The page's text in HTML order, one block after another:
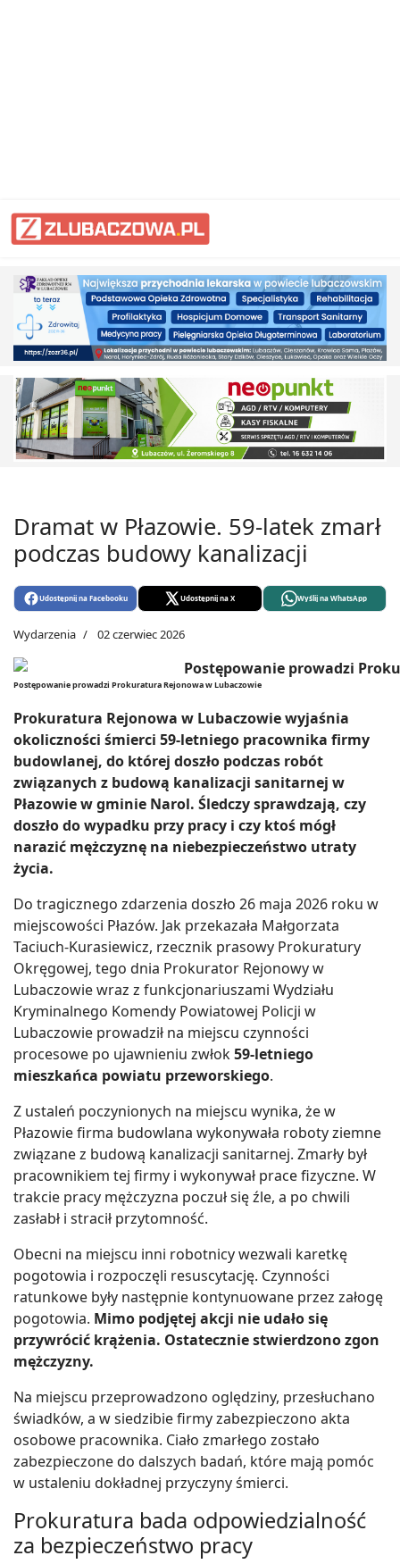
Dramat w Płazowie. 59-latek zmarł
podczas budowy kanalizacji
Udostępnij na Facebooku Udostępnij na X Wyślij na WhatsApp
Wydarzenia 02 czerwiec 2026
Postępowanie prowadzi Prokuratura Rejonowa w Lubaczowie
Prokuratura Rejonowa w Lubaczowie wyjaśnia
okoliczności śmierci 59-letniego pracownika firmy
budowlanej, do której doszło podczas robót
związanych z budową kanalizacji sanitarnej w
Płazowie w gminie Narol. Śledczy sprawdzają, czy
doszło do wypadku przy pracy i czy ktoś mógł
narazić mężczyznę na niebezpieczeństwo utraty
życia.
Do tragicznego zdarzenia doszło 26 maja 2026 roku w
miejscowości Płazów. Jak przekazała Małgorzata
Taciuch-Kurasiewicz, rzecznik prasowy Prokuratury
Okręgowej, tego dnia Prokurator Rejonowy w
Lubaczowie wraz z funkcjonariuszami Wydziału
Kryminalnego Komendy Powiatowej Policji w
Lubaczowie prowadził na miejscu czynności
procesowe po ujawnieniu zwłok59-letniego
mieszkańca powiatu przeworskiego.
Z ustaleń poczynionych na miejscu wynika, że w
Płazowie firma budowlana wykonywała roboty ziemne
związane z budową kanalizacji sanitarnej. Zmarły był
pracownikiem tej firmy i wykonywał prace fizyczne. W
trakcie pracy mężczyzna poczuł się źle, a po chwili
zasłabł i stracił przytomność.
Obecni na miejscu inni robotnicy wezwali karetkę
pogotowia i rozpoczęli resuscytację. Czynności
ratunkowe były następnie kontynuowane przez załogę
pogotowia. Mimo podjętej akcji nie udało się
przywrócić krążenia. Ostatecznie stwierdzono zgon
mężczyzny.
Na miejscu przeprowadzono oględziny, przesłuchano
świadków, a w siedzibie firmy zabezpieczono akta
osobowe pracownika. Ciało zmarłego zostało
zabezpieczone do dalszych badań, które mają pomóc
w ustaleniu dokładnej przyczyny śmierci.
Prokuratura bada odpowiedzialność
za bezpieczeństwo pracy